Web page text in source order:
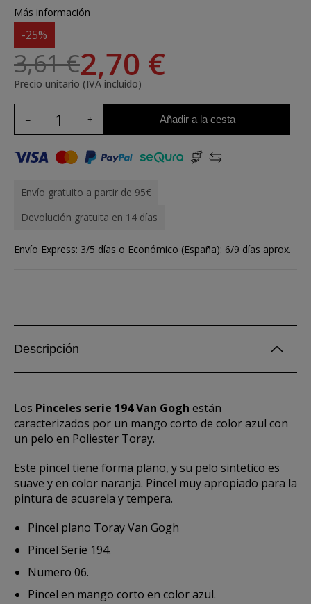
Más información
-25%
3,61 €2,70 €
Precio unitario (IVA incluido)
Añadir a la cesta
Envío gratuito a partir de 95€
Devolución gratuita en 14 días
Envío Express: 3/5 días o Económico (España): 6/9 días aprox.
Descripción
Los Pinceles serie 194 Van Gogh están
caracterizados por un mango corto de color azul con
un pelo en Poliester Toray.
Este pincel tiene forma plano, y su pelo sintetico es
suave y en color naranja. Pincel muy apropiado para la
pintura de acuarela y tempera.
Pincel plano Toray Van Gogh
Pincel Serie 194.
Numero 06.
Pincel en mango corto en color azul.